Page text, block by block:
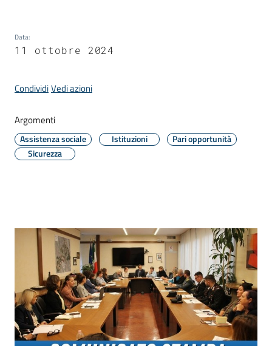
Tutti
Seguici
su
Data:
11 ottobre 2024
CondividiVedi azioni
Argomenti
Assistenza sociale Istituzioni
Pari opportunità
Sicurezza
Contenuto